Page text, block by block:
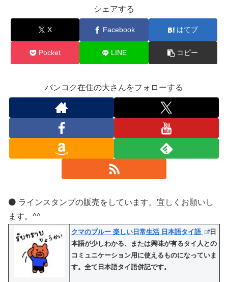
シェアする
X Facebook はてブ
Pocket LINE コピー
バンコク在住の大さんをフォローする
⚫️ ラインスタンプの販売をしています。宜しくお願いし
ます。^^
クマのブルー 楽しい日常生活 日本語タイ語
日
本語が少しわかる、または興味が有るタイ人との
コミュニケーション用に使えるものになっていま
す。全て日本語タイ語併記です。